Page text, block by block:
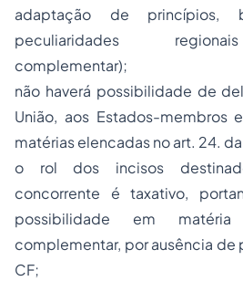
adaptação de princípios,
peculiaridades
complementar);
não haverá possibilidade de
União, aos Estados-membros
matérias elencadas no art. 24.
o rol dos incisos
concorrente é taxativo,
possibilidade em
complementar, por ausência de
CF;